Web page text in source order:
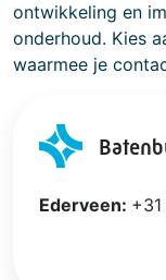
ontwikkeling en
onderhoud. Kies
waarmee je
Ederveen: